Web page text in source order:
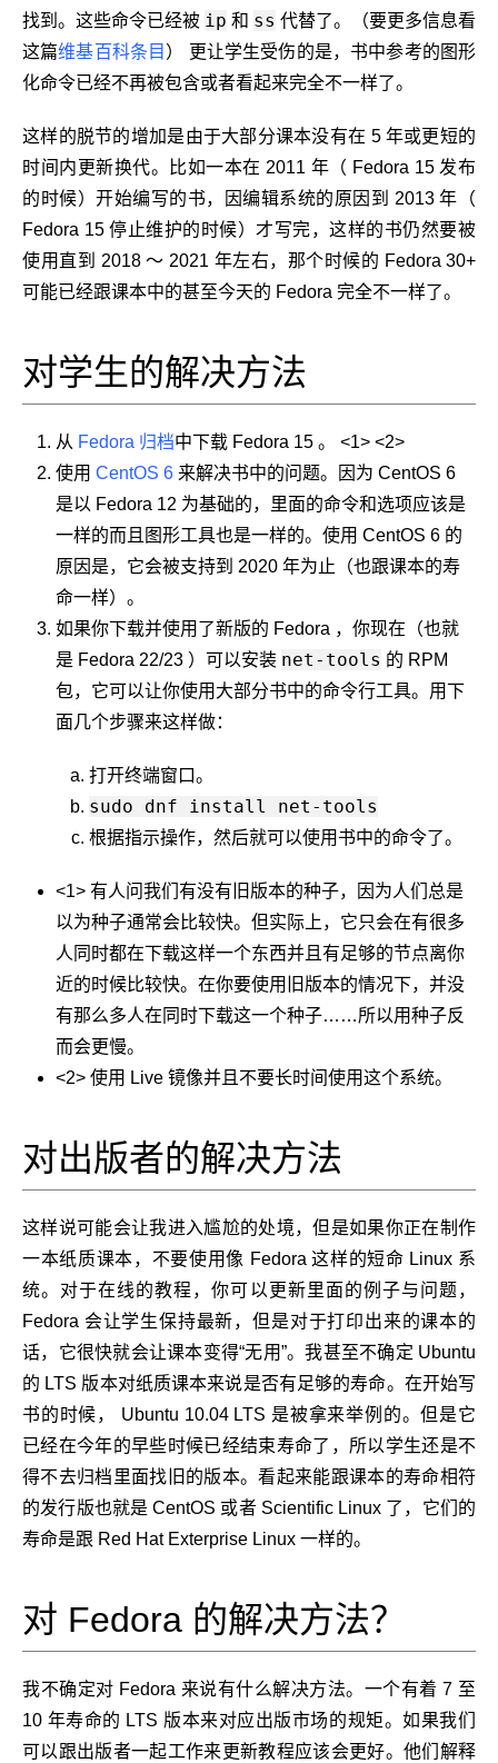
找到。这些命令已经被 ip 和 ss 代替了。（要更多信息看
这篇维基百科条目 ） 更让学生受伤的是，书中参考的图形
化命令已经不再被包含或者看起来完全不一样了。
这样的脱节的增加是由于大部分课本没有在 5 年或更短的
时间内更新换代。比如一本在 2011 年（ Fedora 15 发布
的时候）开始编写的书，因编辑系统的原因到 2013 年（
Fedora 15 停止维护的时候）才写完，这样的书仍然要被
使用直到 2018 ～ 2021 年左右，那个时候的 Fedora 30+
可能已经跟课本中的甚至今天的 Fedora 完全不一样了。
对学生的解决方法
从 Fedora 归档中下载 Fedora 15 。 <1> <2>
使用 CentOS 6 来解决书中的问题。因为 CentOS 6
是以 Fedora 12 为基础的，里面的命令和选项应该是
一样的而且图形工具也是一样的。使用 CentOS 6 的
原因是，它会被支持到 2020 年为止（也跟课本的寿
命一样）。
如果你下载并使用了新版的 Fedora ，你现在（也就
是 Fedora 22/23 ）可以安装 net-tools 的 RPM
包，它可以让你使用大部分书中的命令行工具。用下
面几个步骤来这样做：
打开终端窗口。
sudo dnf install net-tools
根据指示操作，然后就可以使用书中的命令了。
<1> 有人问我们有没有旧版本的种子，因为人们总是
以为种子通常会比较快。但实际上，它只会在有很多
人同时都在下载这样一个东西并且有足够的节点离你
近的时候比较快。在你要使用旧版本的情况下，并没
有那么多人在同时下载这一个种子……所以用种子反
而会更慢。
<2> 使用 Live 镜像并且不要长时间使用这个系统。
对出版者的解决方法
这样说可能会让我进入尴尬的处境，但是如果你正在制作
一本纸质课本，不要使用像 Fedora 这样的短命 Linux 系
统。对于在线的教程，你可以更新里面的例子与问题，
Fedora 会让学生保持最新，但是对于打印出来的课本的
话，它很快就会让课本变得“无用”。我甚至不确定 Ubuntu
的 LTS 版本对纸质课本来说是否有足够的寿命。在开始写
书的时候， Ubuntu 10.04 LTS 是被拿来举例的。但是它
已经在今年的早些时候已经结束寿命了，所以学生还是不
得不去归档里面找旧的版本。看起来能跟课本的寿命相符
的发行版也就是 CentOS 或者 Scientific Linux 了，它们的
寿命是跟 Red Hat Exterprise Linux 一样的。
对 Fedora 的解决方法？
我不确定对 Fedora 来说有什么解决方法。一个有着 7 至
10 年寿命的 LTS 版本来对应出版市场的规矩。如果我们
可以跟出版者一起工作来更新教程应该会更好。他们解释